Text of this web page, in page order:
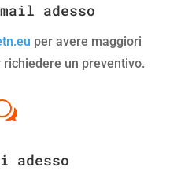
adesso
per avere maggiori
un preventivo.
adesso